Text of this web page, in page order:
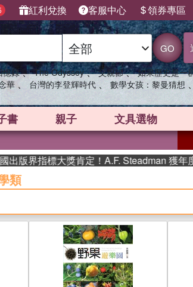
紅利兌換 客服中心 領券專區
GO
憶錄 、 The Odyssey 、 父親節 、 如果歷史是一
華 、 台灣的李登輝時代 、 數學女孩：黎曼猜想 、
書 親子 文具選物
標大獎肯定！A.F. Steadman 獲年度作家，
類